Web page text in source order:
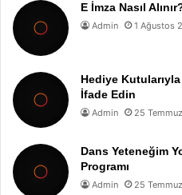
E İmza Nasıl
Admin 1 Ağustos
Hediye Kutularıyla
İfade Edin
Admin 25
Dans Yeteneğim
Programı
Admin 25